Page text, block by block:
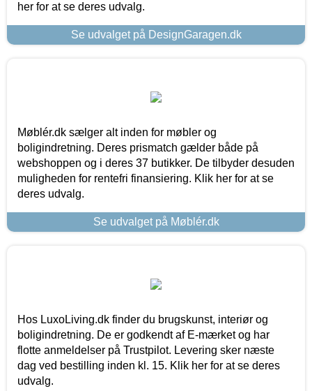
her for at se deres udvalg.
Se udvalget på DesignGaragen.dk
Møblér.dk sælger alt inden for møbler og
boligindretning. Deres prismatch gælder både på
webshoppen og i deres 37 butikker. De tilbyder desuden
muligheden for rentefri finansiering. Klik her for at se
deres udvalg.
Se udvalget på Møblér.dk
Hos LuxoLiving.dk finder du brugskunst, interiør og
boligindretning. De er godkendt af E-mærket og har
flotte anmeldelser på Trustpilot. Levering sker næste
dag ved bestilling inden kl. 15. Klik her for at se deres
udvalg.